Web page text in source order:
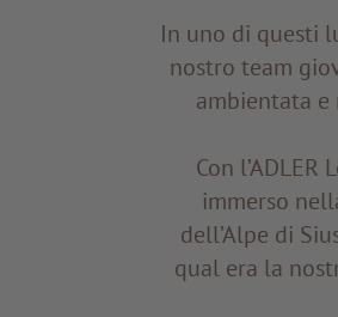
In uno di questi
nostro team
ambientata e
Con
immerso
dell’Alpe di
qual era la